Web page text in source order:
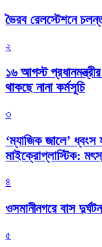
ভৈরব রেলস্টেশনে
২
১৬ আগস্ট
থাকছে নানা কর্মসূচি
৩
‘ম্যাজিক জালে’ ধ্বংস
মাইক্রোপ্লাস্টিক:
৪
ওসমানীনগরে বাস
৫